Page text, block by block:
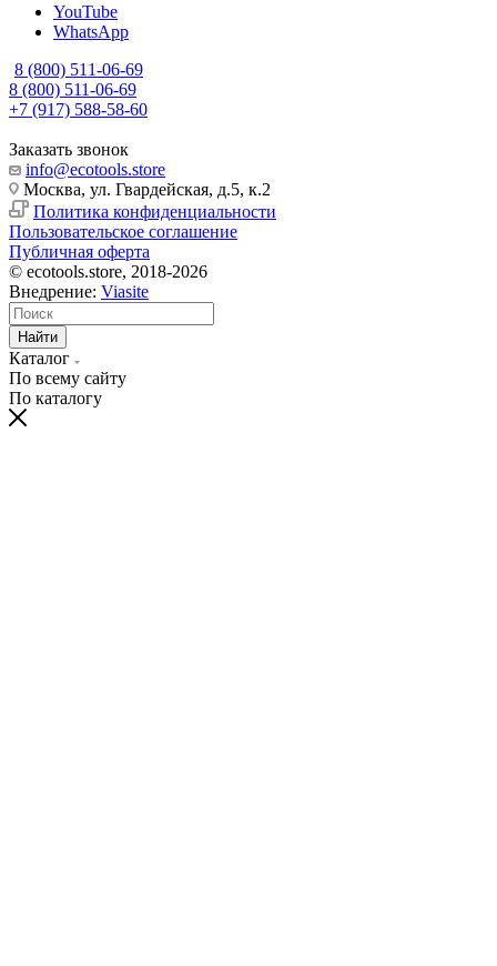
YouTube
WhatsApp
8 (800) 511-06-69
8 (800) 511-06-69
+7 (917) 588-58-60
Заказать звонок
info@ecotools.store
Москва, ул. Гвардейская, д.5, к.2
Политика конфиденциальности
Пользовательское соглашение
Публичная оферта
© ecotools.store, 2018-2026
Внедрение: Viasite
Найти
Каталог
По всему сайту
По каталогу